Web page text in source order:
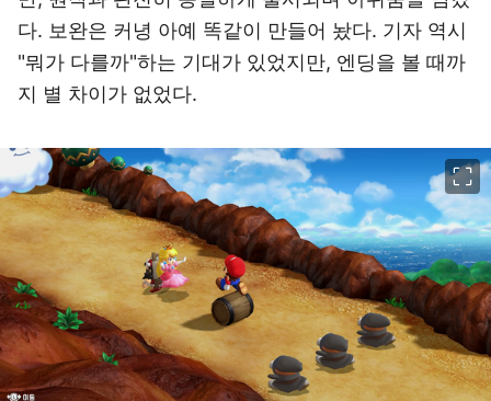
다. 보완은 커녕 아예 똑같이 만들어 놨다. 기자 역시
"뭐가 다를까"하는 기대가 있었지만, 엔딩을 볼 때까
지 별 차이가 없었다.